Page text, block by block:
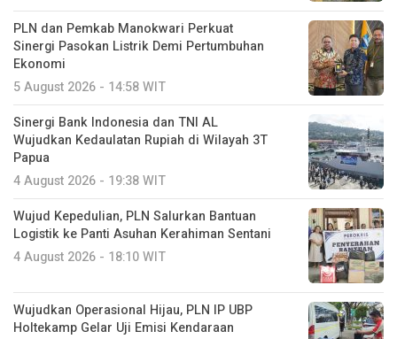
PLN dan Pemkab Manokwari Perkuat
Sinergi Pasokan Listrik Demi Pertumbuhan
Ekonomi
5 August 2026 - 14:58 WIT
Sinergi Bank Indonesia dan TNI AL
Wujudkan Kedaulatan Rupiah di Wilayah 3T
Papua
4 August 2026 - 19:38 WIT
Wujud Kepedulian, PLN Salurkan Bantuan
Logistik ke Panti Asuhan Kerahiman Sentani
4 August 2026 - 18:10 WIT
Wujudkan Operasional Hijau, PLN IP UBP
Holtekamp Gelar Uji Emisi Kendaraan